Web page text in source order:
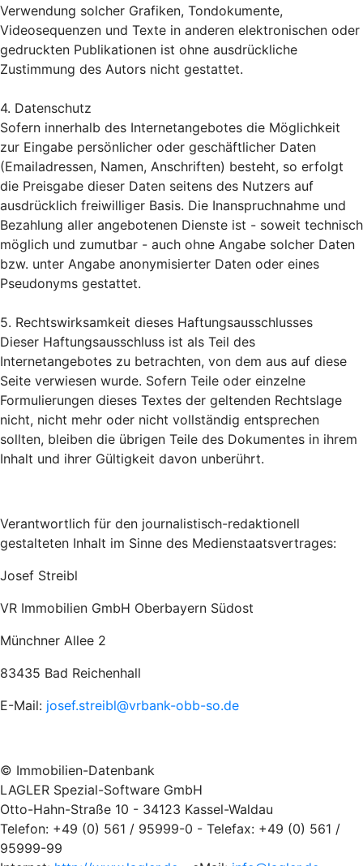
Verwendung solcher Grafiken, Tondokumente,
Videosequenzen und Texte in anderen elektronischen oder
gedruckten Publikationen ist ohne ausdrückliche
Zustimmung des Autors nicht gestattet.
4. Datenschutz
Sofern innerhalb des Internetangebotes die Möglichkeit
zur Eingabe persönlicher oder geschäftlicher Daten
(Emailadressen, Namen, Anschriften) besteht, so erfolgt
die Preisgabe dieser Daten seitens des Nutzers auf
ausdrücklich freiwilliger Basis. Die Inanspruchnahme und
Bezahlung aller angebotenen Dienste ist - soweit technisch
möglich und zumutbar - auch ohne Angabe solcher Daten
bzw. unter Angabe anonymisierter Daten oder eines
Pseudonyms gestattet.
5. Rechtswirksamkeit dieses Haftungsausschlusses
Dieser Haftungsausschluss ist als Teil des
Internetangebotes zu betrachten, von dem aus auf diese
Seite verwiesen wurde. Sofern Teile oder einzelne
Formulierungen dieses Textes der geltenden Rechtslage
nicht, nicht mehr oder nicht vollständig entsprechen
sollten, bleiben die übrigen Teile des Dokumentes in ihrem
Inhalt und ihrer Gültigkeit davon unberührt.
Verantwortlich für den journalistisch-redaktionell
gestalteten Inhalt im Sinne des Medienstaatsvertrages:
Josef Streibl
VR Immobilien GmbH Oberbayern Südost
Münchner Allee 2
83435 Bad Reichenhall
E-Mail: josef.streibl@vrbank-obb-so.de
© Immobilien-Datenbank
LAGLER Spezial-Software GmbH
Otto-Hahn-Straße 10 - 34123 Kassel-Waldau
Telefon: +49 (0) 561 / 95999-0 - Telefax: +49 (0) 561 /
95999-99